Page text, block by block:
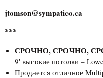
jtomson@sympatico.ca
***
СРОЧНО, СРОЧНО,
9′ высокие потолки –
Продается отличное